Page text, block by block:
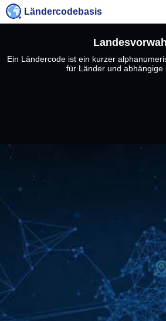
Ländercodebasis
Landesvorwahl
Ein Ländercode ist ein kurzer
für Länder und abhängige